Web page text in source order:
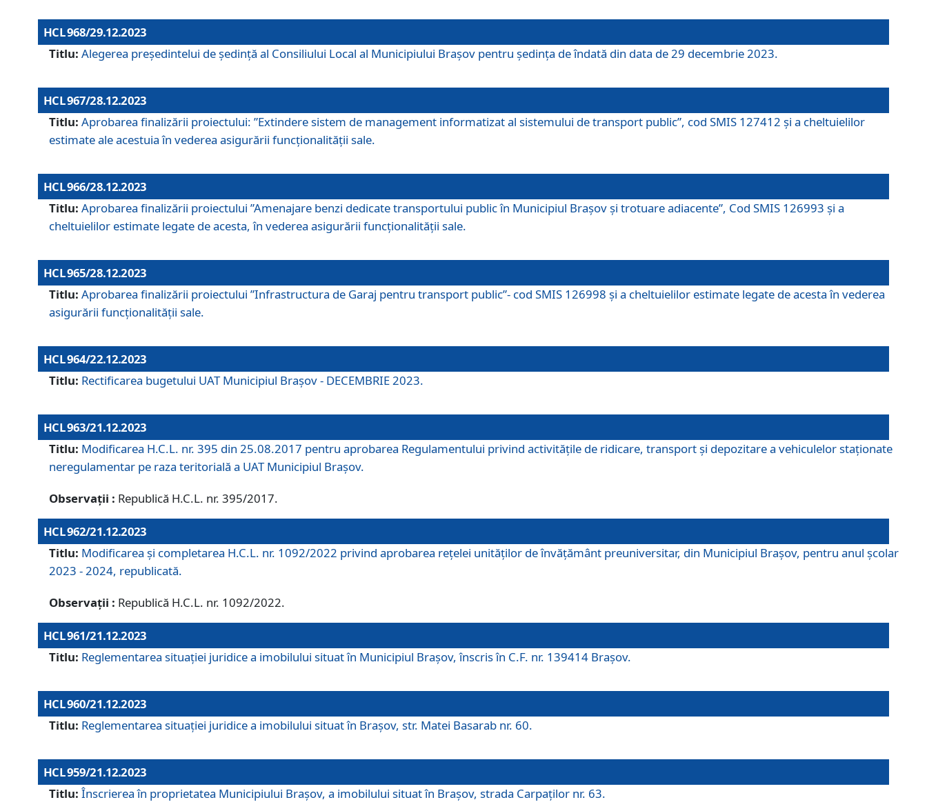
HCL 968/29.12.2023
Titlu: Alegerea preşedintelui de şedinţă al Consiliului Local al Municipiului Braşov pentru ședința de îndată din data de 29 decembrie 2023.
HCL 967/28.12.2023
Titlu: Aprobarea finalizării proiectului: ”Extindere sistem de management informatizat al sistemului de transport public”, cod SMIS 127412 și a cheltuielilor
estimate ale acestuia în vederea asigurării funcționalității sale.
HCL 966/28.12.2023
Titlu: Aprobarea finalizării proiectului ”Amenajare benzi dedicate transportului public în Municipiul Brașov şi trotuare adiacente”, Cod SMIS 126993 și a
cheltuielilor estimate legate de acesta, în vederea asigurării funcționalității sale.
HCL 965/28.12.2023
Titlu: Aprobarea finalizării proiectului ”Infrastructura de Garaj pentru transport public”- cod SMIS 126998 și a cheltuielilor estimate legate de acesta în vederea
asigurării funcționalității sale.
HCL 964/22.12.2023
Titlu: Rectificarea bugetului UAT Municipiul Braşov - DECEMBRIE 2023.
HCL 963/21.12.2023
Titlu: Modificarea H.C.L. nr. 395 din 25.08.2017 pentru aprobarea Regulamentului privind activitățile de ridicare, transport şi depozitare a vehiculelor staționate
neregulamentar pe raza teritorială a UAT Municipiul Braşov.
Observații : Republică H.C.L. nr. 395/2017.
HCL 962/21.12.2023
Titlu: Modificarea și completarea H.C.L. nr. 1092/2022 privind aprobarea rețelei unităților de învăţământ preuniversitar, din Municipiul Braşov, pentru anul școlar
2023 - 2024, republicată.
Observații : Republică H.C.L. nr. 1092/2022.
HCL 961/21.12.2023
Titlu: Reglementarea situației juridice a imobilului situat în Municipiul Brașov, înscris în C.F. nr. 139414 Brașov.
HCL 960/21.12.2023
Titlu: Reglementarea situației juridice a imobilului situat în Brașov, str. Matei Basarab nr. 60.
HCL 959/21.12.2023
Titlu: Înscrierea în proprietatea Municipiului Brașov, a imobilului situat în Brașov, strada Carpaților nr. 63.